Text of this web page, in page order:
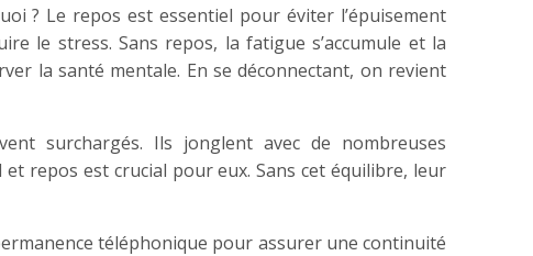
? Le repos est essentiel pour éviter l’épuisement
le stress. Sans repos, la fatigue s’accumule et la
la santé mentale. En se déconnectant, on revient
surchargés. Ils jonglent avec de nombreuses
repos est crucial pour eux. Sans cet équilibre, leur
téléphonique pour assurer une continuité